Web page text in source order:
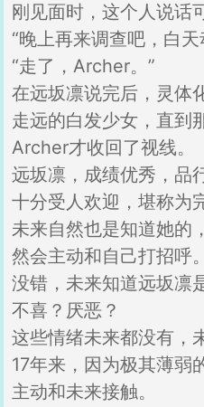
刚见面时，这个人说话
“晚上再来调查吧，白
“走了，Archer。”
在远坂凛说完后，灵体
走远的白发少女，直到
Archer才收回了视线。
远坂凛，成绩优秀，品
十分受人欢迎，堪称为
未来自然也是知道她的
然会主动和自己打招呼。
没错，未来知道远坂凛
不喜？厌恶？
这些情绪未来都没有，
17年来，因为极其薄弱
主动和未来接触。